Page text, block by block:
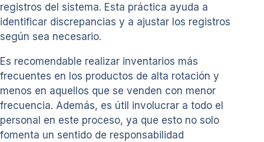
registros del sistema. Esta práctica ayuda a
identificar discrepancias y a ajustar los registros
según sea necesario.
Es recomendable realizar inventarios más
frecuentes en los productos de alta rotación y
menos en aquellos que se venden con menor
frecuencia. Además, es útil involucrar a todo el
personal en este proceso, ya que esto no solo
fomenta un sentido de responsabilidad